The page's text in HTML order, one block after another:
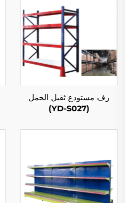
رف مستودع ثقيل الحمل
(YD-S027)